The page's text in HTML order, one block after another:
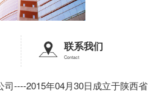
联系我们
Contact
----2015年04月30日成立于陕西省